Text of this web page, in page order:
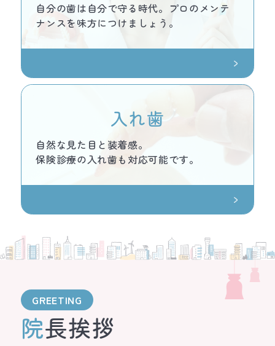
自分の歯は自分で守る時代。プロのメンテ
ナンスを味方につけましょう。
入れ歯
自然な見た目と装着感。
保険診療の入れ歯も対応可能です。
GREETING
院長挨拶